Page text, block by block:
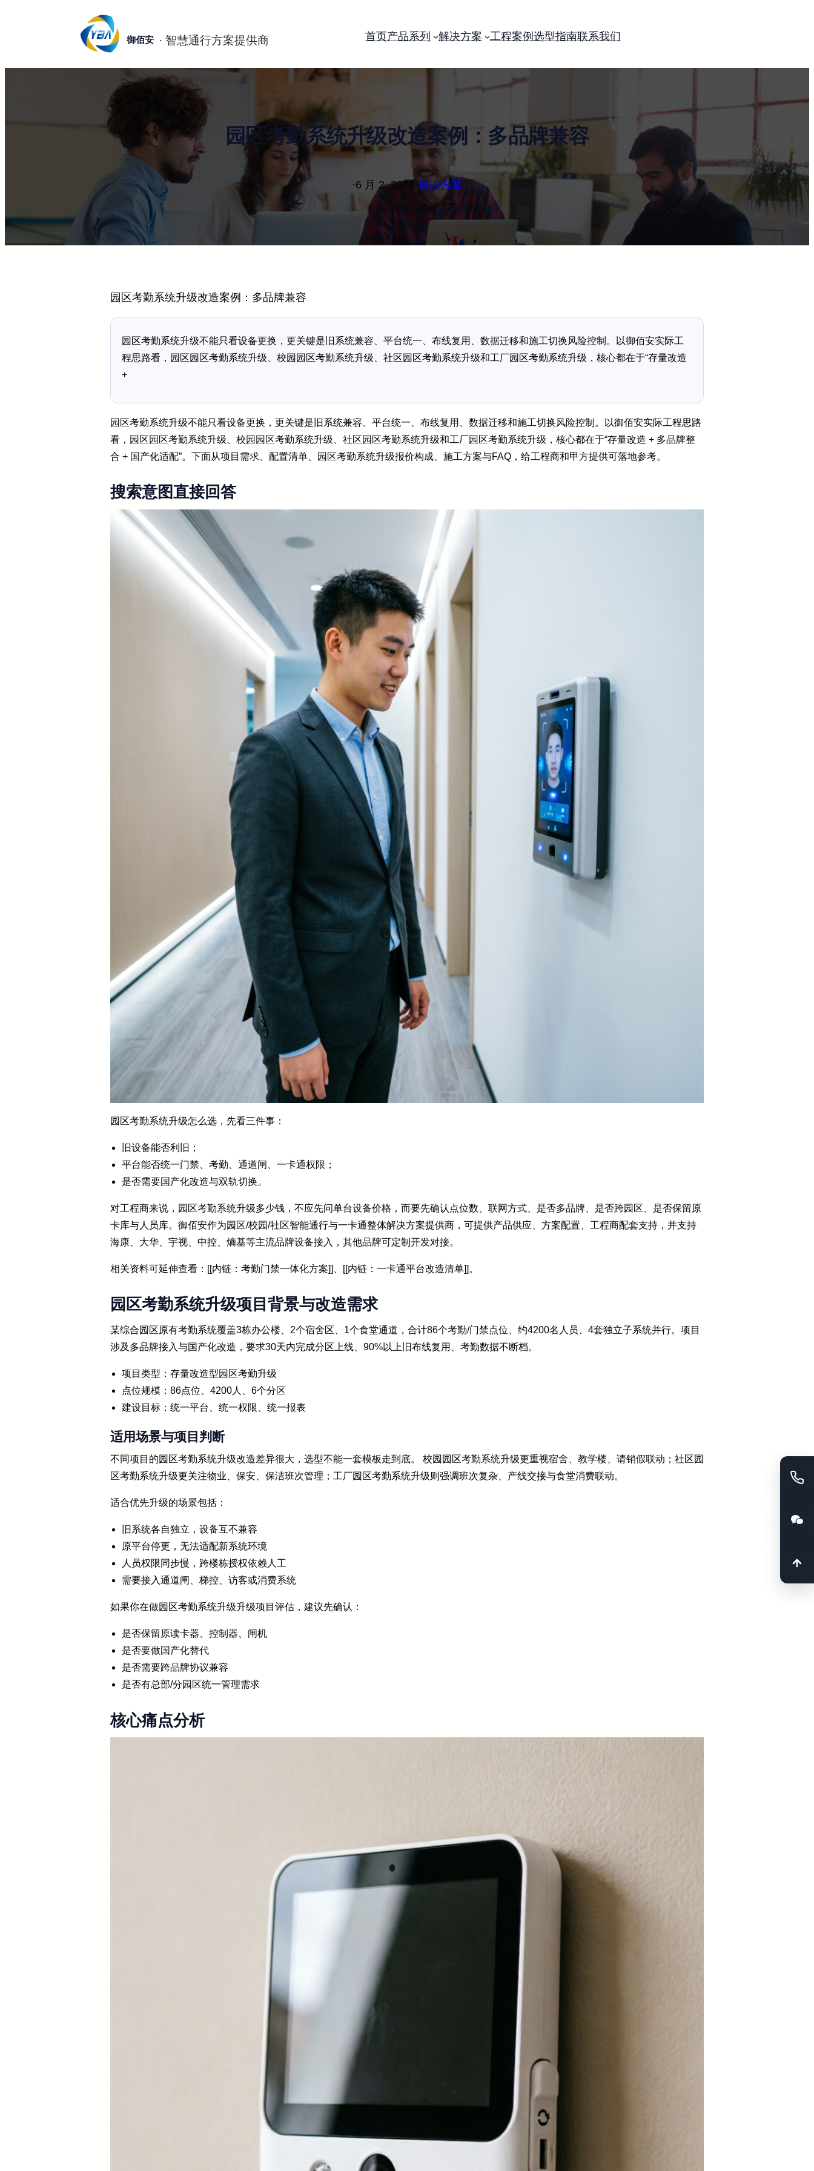
御佰安 首页产品系列 解决方案 工程案例 选型指南联系我们
园区考勤系统升级改造案例：多品牌兼容
·6 月 2, 2026·解决方案
园区考勤系统升级改造案例：多品牌兼容
园区考勤系统升级不能只看设备更换，更关键是旧系统兼容、平台统一、布线复用、数据迁移和施工切换风险控制。以御佰安实际工
程思路看，园区园区考勤系统升级、校园园区考勤系统升级、社区园区考勤系统升级和工厂园区考勤系统升级，核心都在于“存量改造
+
园区考勤系统升级不能只看设备更换，更关键是旧系统兼容、平台统一、布线复用、数据迁移和施工切换风险控制。以御佰安实际工程思路
看，园区园区考勤系统升级、校园园区考勤系统升级、社区园区考勤系统升级和工厂园区考勤系统升级，核心都在于“存量改造 + 多品牌整
合 + 国产化适配”。下面从项目需求、配置清单、园区考勤系统升级报价构成、施工方案与FAQ，给工程商和甲方提供可落地参考。
搜索意图直接回答
园区考勤系统升级怎么选，先看三件事：
旧设备能否利旧；
平台能否统一门禁、考勤、通道闸、一卡通权限；
是否需要国产化改造与双轨切换。
对工程商来说，园区考勤系统升级多少钱，不应先问单台设备价格，而要先确认点位数、联网方式、是否多品牌、是否跨园区、是否保留原
卡库与人员库。御佰安作为园区/校园/社区智能通行与一卡通整体解决方案提供商，可提供产品供应、方案配置、工程商配套支持，并支持
海康、大华、宇视、中控、熵基等主流品牌设备接入，其他品牌可定制开发对接。
相关资料可延伸查看：[[内链：考勤门禁一体化方案]]、[[内链：一卡通平台改造清单]]。
园区考勤系统升级项目背景与改造需求
某综合园区原有考勤系统覆盖3栋办公楼、2个宿舍区、1个食堂通道，合计86个考勤/门禁点位、约4200名人员、4套独立子系统并行。项目
涉及多品牌接入与国产化改造，要求30天内完成分区上线、90%以上旧布线复用、考勤数据不断档。
项目类型：存量改造型园区考勤升级
点位规模：86点位、4200人、6个分区
建设目标：统一平台、统一权限、统一报表
适用场景与项目判断
不同项目的园区考勤系统升级改造差异很大，选型不能一套模板走到底。 校园园区考勤系统升级更重视宿舍、教学楼、请销假联动；社区园
区考勤系统升级更关注物业、保安、保洁班次管理；工厂园区考勤系统升级则强调班次复杂、产线交接与食堂消费联动。
适合优先升级的场景包括：
旧系统各自独立，设备互不兼容
原平台停更，无法适配新系统环境
人员权限同步慢，跨楼栋授权依赖人工
需要接入通道闸、梯控、访客或消费系统
如果你在做园区考勤系统升级升级项目评估，建议先确认：
是否保留原读卡器、控制器、闸机
是否要做国产化替代
是否需要跨品牌协议兼容
是否有总部/分园区统一管理需求
核心痛点分析